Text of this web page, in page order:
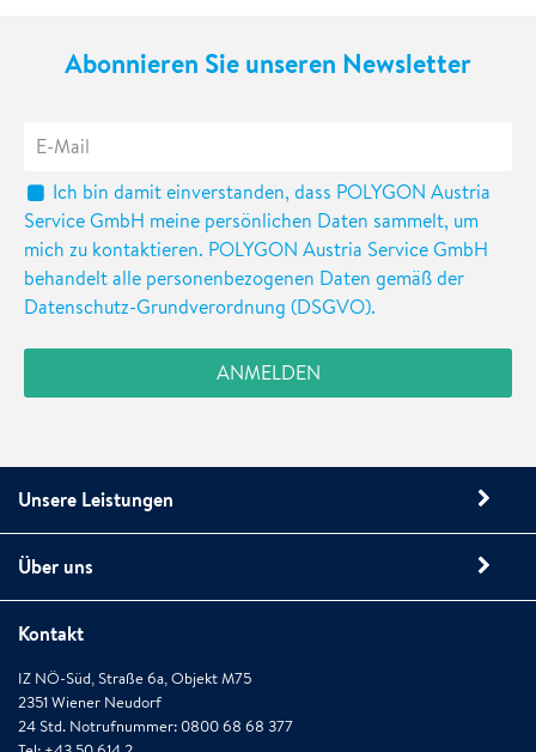
Abonnieren Sie unseren Newsletter
Ich bin damit einverstanden, dass POLYGON Austria
Service GmbH meine persönlichen Daten sammelt, um
mich zu kontaktieren. POLYGON Austria Service GmbH
behandelt alle personenbezogenen Daten gemäß der
Datenschutz-Grundverordnung (DSGVO).
Unsere Leistungen
Über uns
Kontakt
IZ NÖ-Süd, Straße 6a, Objekt M75
2351 Wiener Neudorf
24 Std. Notrufnummer: 0800 68 68 377